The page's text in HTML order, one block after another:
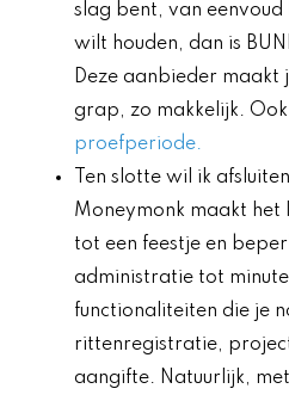
slag bent, van eenvoud
wilt houden, dan is
Deze aanbieder maakt
grap, zo makkelijk.
proefperiode.
Ten slotte wil ik
Moneymonk maakt het
tot een feestje en
administratie tot
functionaliteiten die je
rittenregistratie,
aangifte. Natuurlijk,